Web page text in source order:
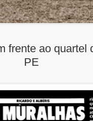
frente ao quartel
PE